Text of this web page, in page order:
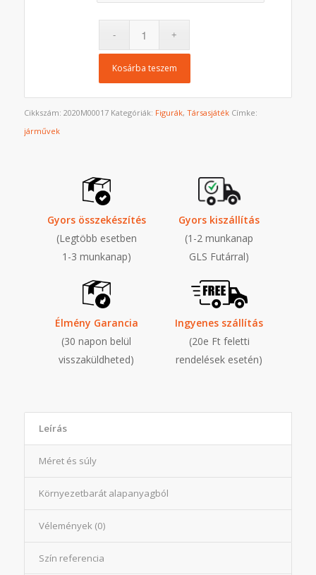
Kosárba teszem
Cikkszám: 2020M00017 Kategóriák: Figurák, Társasjáték Címke:
járművek
Gyors összekészítés
(Legtöbb esetben
1-3 munkanap)
Gyors kiszállítás
(1-2 munkanap
GLS Futárral)
Élmény Garancia
(30 napon belül
visszaküldheted)
Ingyenes szállítás
(20e Ft feletti
rendelések esetén)
Leírás
Méret és súly
Környezetbarát alapanyagból
Vélemények (0)
Szín referencia